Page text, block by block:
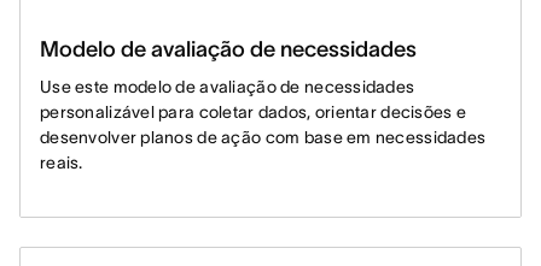
Modelo de avaliação de necessidades
Use este modelo de avaliação de necessidades
personalizável para coletar dados, orientar decisões e
desenvolver planos de ação com base em necessidades
reais.